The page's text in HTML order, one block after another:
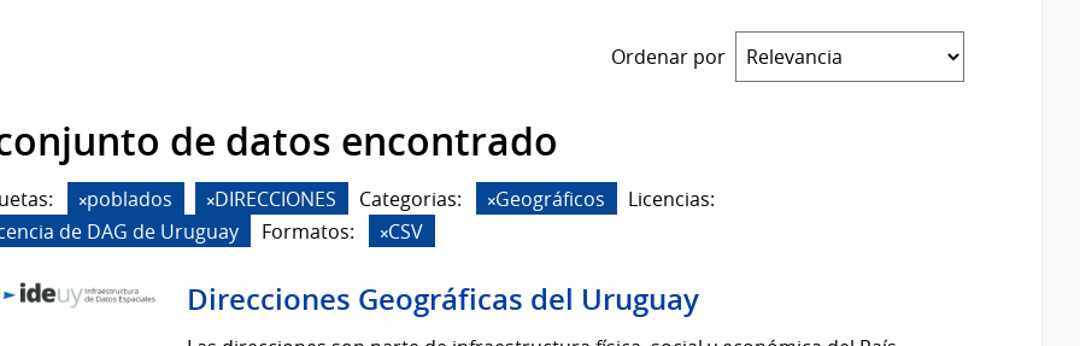
Ordenar por
de datos encontrado
poblados DIRECCIONES Categorias: Geográficos
Licencias:
de DAG de Uruguay
Formatos: CSV
Direcciones Geográficas del Uruguay